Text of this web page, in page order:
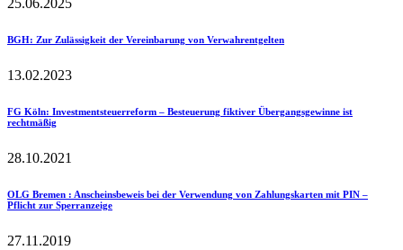
BGH: Zur Zulässigkeit der Vereinbarung von Verwahrentgelten
13.02.2023
FG Köln: Investmentsteuerreform – Besteuerung fiktiver Übergangsgewinne ist
rechtmäßig
28.10.2021
OLG Bremen : Anscheinsbeweis bei der Verwendung von Zahlungskarten mit PIN –
Pflicht zur Sperranzeige
27.11.2019